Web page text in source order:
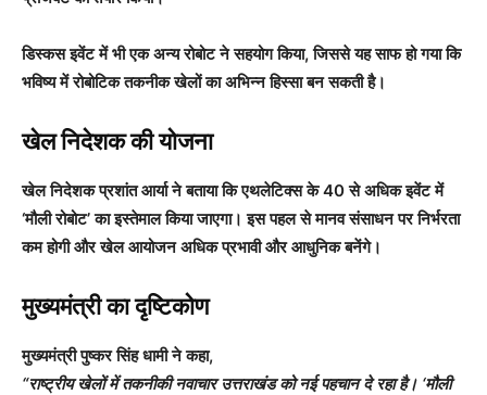
डिस्कस इवेंट में भी एक अन्य रोबोट ने सहयोग किया, जिससे यह साफ हो गया कि
भविष्य में रोबोटिक तकनीक खेलों का अभिन्न हिस्सा बन सकती है।
खेल निदेशक की योजना
खेल निदेशक प्रशांत आर्या ने बताया कि एथलेटिक्स के 40 से अधिक इवेंट में
‘मौली रोबोट’ का इस्तेमाल किया जाएगा। इस पहल से मानव संसाधन पर निर्भरता
कम होगी और खेल आयोजन अधिक प्रभावी और आधुनिक बनेंगे।
मुख्यमंत्री का दृष्टिकोण
मुख्यमंत्री पुष्कर सिंह धामी ने कहा,
“राष्ट्रीय खेलों में तकनीकी नवाचार उत्तराखंड को नई पहचान दे रहा है। ‘मौली